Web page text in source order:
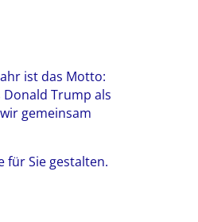
ist das Motto:
Trump als
gemeinsam
für Sie gestalten.